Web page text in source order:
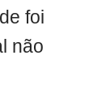
foi
não